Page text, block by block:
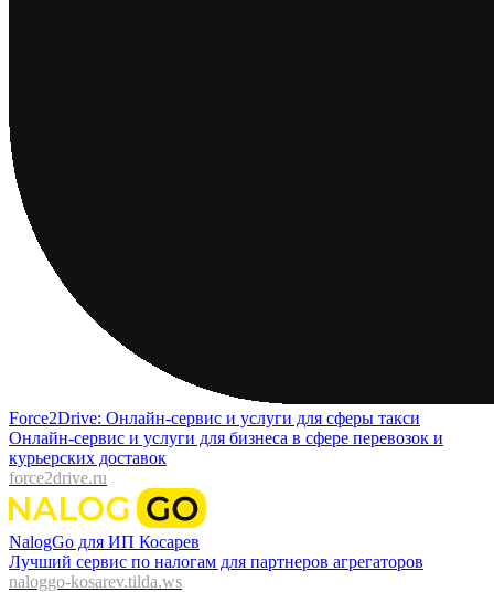
Force2Drive: Онлайн-сервис и услуги для сферы такси
Онлайн-сервис и услуги для бизнеса в сфере перевозок и
курьерских доставок
force2drive.ru
NalogGo для ИП Косарев
Лучший сервис по налогам для партнеров агрегаторов
naloggo-kosarev.tilda.ws